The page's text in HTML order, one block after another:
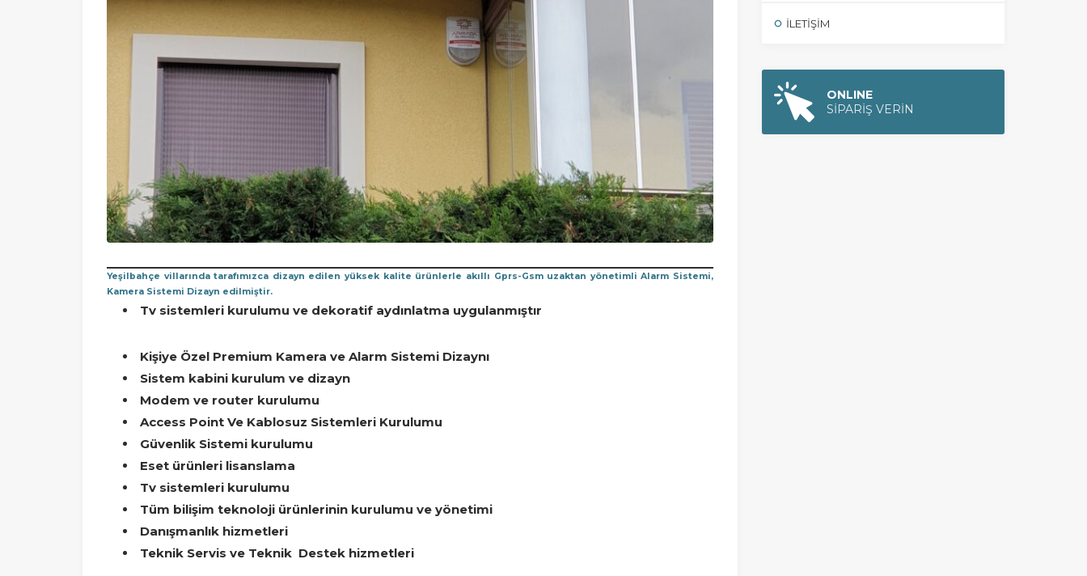
Yeşilbahçe villarında tarafımızca dizayn edilen yüksek kalite ürünlerle akıllı Gprs-Gsm uzaktan yönetimli Alarm Sistemi,
Kamera Sistemi Dizayn edilmiştir.
Tv sistemleri kurulumu ve dekoratif aydınlatma uygulanmıştır
Kişiye Özel Premium Kamera ve Alarm Sistemi Dizaynı
Sistem kabini kurulum ve dizayn
Modem ve router kurulumu
Access Point Ve Kablosuz Sistemleri Kurulumu
Güvenlik Sistemi kurulumu
Eset ürünleri lisanslama
Tv sistemleri kurulumu
Tüm bilişim teknoloji ürünlerinin kurulumu ve yönetimi
Danışmanlık hizmetleri
Teknik Servis ve Teknik Destek hizmetleri
İLETIŞIM
ONLINE
SİPARİŞ VERİN